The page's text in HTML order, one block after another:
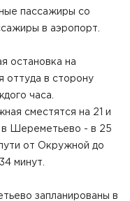
пассажиры со
в аэропорт.
остановка на
оттуда в сторону
часа.
сместятся на 21 и
в Шереметьево - в 25
от Окружной до
минут.
запланированы в